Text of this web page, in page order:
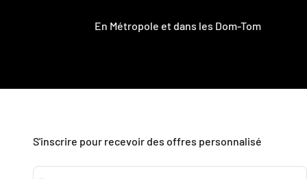
En Métropole et dans les Dom-Tom
S'inscrire pour recevoir des offres personnalisé